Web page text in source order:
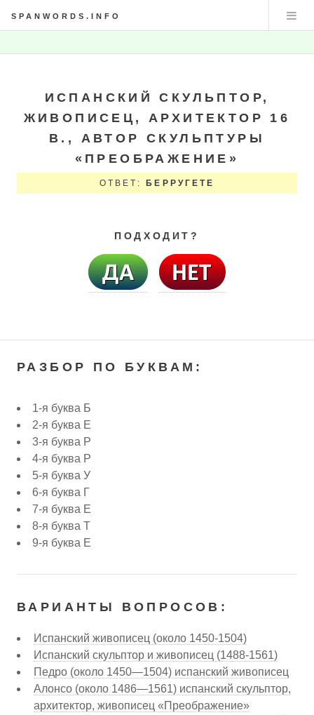
SPANWORDS.INFO
ИСПАНСКИЙ СКУЛЬПТОР,
ЖИВОПИСЕЦ, АРХИТЕКТОР 16
В., АВТОР СКУЛЬПТУРЫ
«ПРЕОБРАЖЕНИЕ»
ОТВЕТ: БЕРРУГЕТЕ
ПОДХОДИТ?
РАЗБОР ПО БУКВАМ:
1-я буква Б
2-я буква Е
3-я буква Р
4-я буква Р
5-я буква У
6-я буква Г
7-я буква Е
8-я буква Т
9-я буква Е
ВАРИАНТЫ ВОПРОСОВ:
Испанский живописец (около 1450-1504)
Испанский скульптор и живописец (1488-1561)
Педро (около 1450—1504) испанский живописец
Алонсо (около 1486—1561) испанский скульптор,
архитектор, живописец «Преображение»